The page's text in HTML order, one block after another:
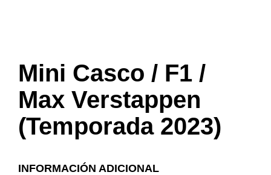
Mini Casco / F1 /
Max Verstappen
(Temporada 2023)
INFORMACIÓN ADICIONAL